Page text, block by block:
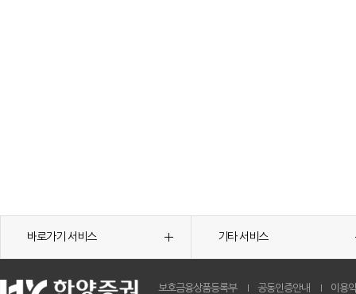
바로가기 서비스 기타 서비스
보호금융상품등록부 공동인증안내 이용